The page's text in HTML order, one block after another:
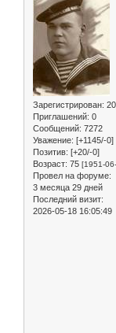
Зарегистрирован:
Приглашений: 0
Сообщений: 7272
Уважение: [+1145/-0]
Позитив: [+20/-0]
Возраст: 75 [1951-
Провел на форуме:
3 месяца 29 дней
Последний визит:
2026-05-18 16:05:49